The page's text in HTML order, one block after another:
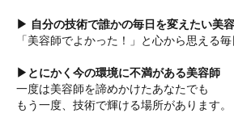
▶︎ 自分の技術で誰かの毎日を変えたい美
「美容師でよかった！」と心から思える
▶︎とにかく今の環境に不満がある美容師
一度は美容師を諦めかけたあなたでも
もう一度、技術で輝ける場所があります。